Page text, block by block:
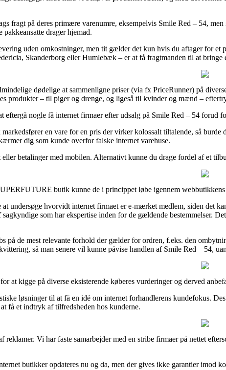
fragt på deres primære varenumre, eksempelvis Smile Red – 54,
drager hjemad.
uden omkostninger, men tit gælder det kun hvis du aftager for
Skanderborg eller Humlebæk – er at få fragtmanden til at bringe
dødelige at sammenligne priser (via fx PriceRunner) på
produkter – til piger og drenge, og ligeså til kvinder og mænd –
nogle få internet firmaer efter udsalg på Smile Red – 54 forud
en vare for en pris der virker kolossalt tiltalende, så
dig som kunde overfor falske internet varehuse.
betalinger med mobilen. Alternativt kunne du drage fordel af et
butik kunne de i princippet løbe igennem
undersøge hvorvidt internet firmaet er e-mærket medlem, siden det
som har ekspertise inden for de gældende bestemmelser.
de mest relevante forhold der gælder for ordren, f.eks. den
så man senere vil kunne påvise handlen af Smile Red – 54,
at kigge på diverse eksisterende køberes vurderinger og derved
løsninger til at få en idé om internet forhandlerens kundefokus.
få et indtryk af tilfredsheden hos kunderne.
Vi har faste samarbejder med en stribe firmaer på nettet
butikker opdateres nu og da, men der gives ikke garantier imod